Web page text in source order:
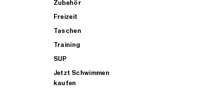
Zubehör
Freizeit
Taschen
Training
SUP
Jetzt Schwimmen
kaufen